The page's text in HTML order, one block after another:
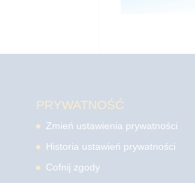
PRYWATNOŚĆ
Zmień ustawienia prywatności
Historia ustawień prywatności
Cofnij zgody